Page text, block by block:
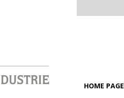
HOME PAGE